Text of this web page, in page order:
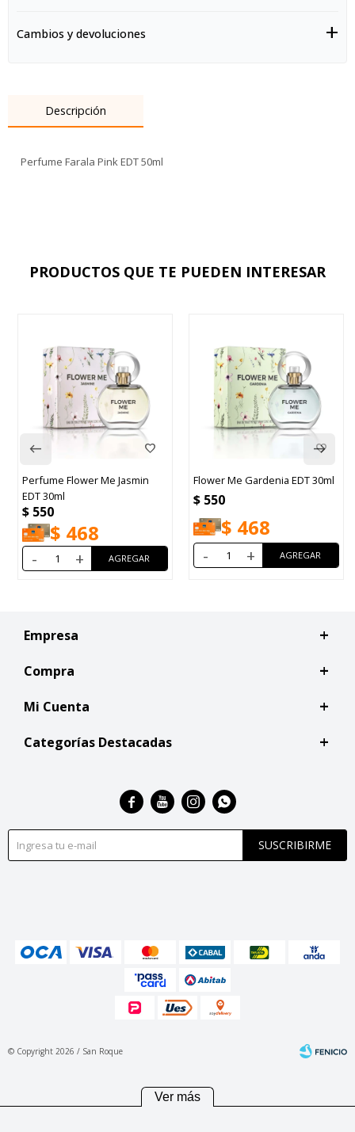
Cambios y devoluciones
Descripción
Perfume Farala Pink EDT 50ml
PRODUCTOS QUE TE PUEDEN INTERESAR
Perfume Flower Me Jasmin
EDT 30ml
$ 550
$ 468
- +
Flower Me Gardenia EDT 30ml
$ 550
$ 468
- +
Empresa
Compra
Mi Cuenta
Categorías Destacadas
SUSCRIBIRME
   
© Copyright 2026 / San Roque
Ver más